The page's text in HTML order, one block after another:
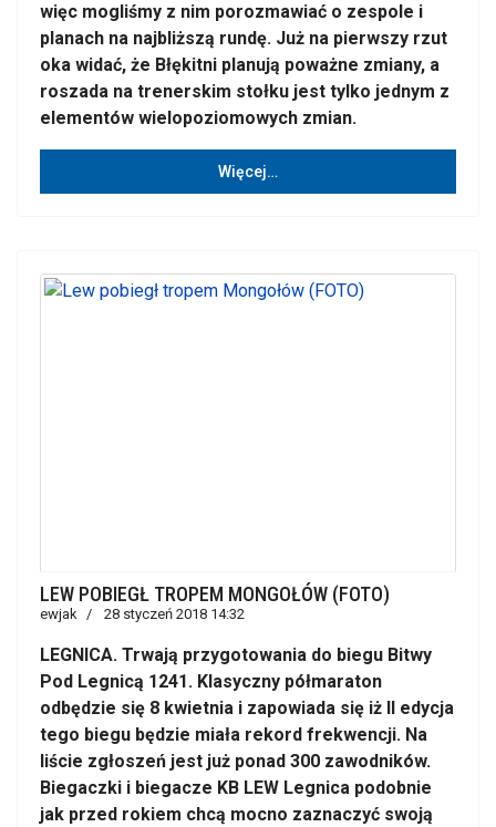
więc mogliśmy z nim porozmawiać o zespole i
planach na najbliższą rundę. Już na pierwszy rzut
oka widać, że Błękitni planują poważne zmiany, a
roszada na trenerskim stołku jest tylko jednym z
elementów wielopoziomowych zmian.
Więcej…
LEW POBIEGŁ TROPEM MONGOŁÓW (FOTO)
ewjak 28 styczeń 2018 14:32
LEGNICA. Trwają przygotowania do biegu Bitwy
Pod Legnicą 1241. Klasyczny półmaraton
odbędzie się 8 kwietnia i zapowiada się iż II edycja
tego biegu będzie miała rekord frekwencji. Na
liście zgłoszeń jest już ponad 300 zawodników.
Biegaczki i biegacze KB LEW Legnica podobnie
jak przed rokiem chcą mocno zaznaczyć swoją